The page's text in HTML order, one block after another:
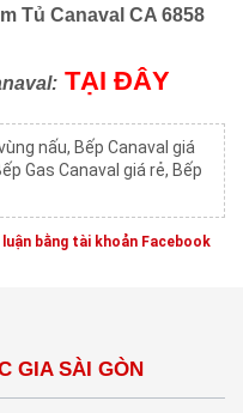
Tủ Canaval CA 6858
TẠI ĐÂY
nấu, Bếp Canaval giá
Gas Canaval giá rẻ, Bếp
luận bằng tài khoản Facebook
GIA SÀI GÒN